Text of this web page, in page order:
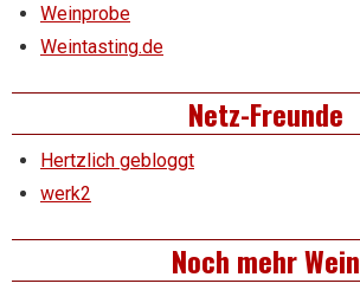
Weinprobe
Weintasting.de
Netz-Freunde
Hertzlich gebloggt
werk2
Noch mehr Wein